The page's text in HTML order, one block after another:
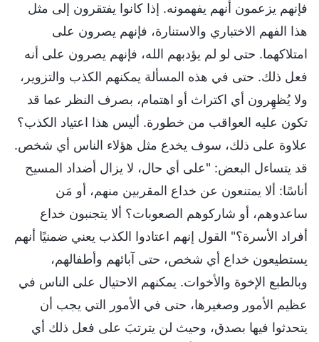
فإنهم يزعمون أنهم يفهمونه. إذا كانوا يفتقرون إلى مثل
هذا الفهم الاختباري والاستنارة، فإنهم يصرون على
امتلاكهما. حتى لو لم يؤدبهم الله، فإنهم يصرون على أنه
فعل ذلك. حتى في هذه المسألة يمكنهم الكذب والتزوير،
ولا يُظهِرون أي اكتراث أو اهتمام، بصرف النظر عما قد
تكون عليه العواقب من خطورة. أليس هذا اعتياد الكذب؟
علاوة على ذلك، سوف يخدع مثل هؤلاء الناس أي شخص.
قد يتساءل البعض: "على أي حال، لا يزال أضداد المسيح
أناسًا: ألا يمتنعون عن خداع المقربين منهم، أو مَن
ساعدوهم، أو شاركوهم الصعوبات؟ ألا يتجنبون خداع
أفراد الأسرة؟" القول إنهم اعتادوا الكذب يعني ضمنيًا أنهم
يستطيعون خداع أي شخص، حتى آبائهم وأطفالهم،
وبالطبع الإخوة والأخوات. يمكنهم الاحتيال على الناس في
عظيم الأمور وصغيرها، حتى في الأمور التي يجب أن
يتحدثوا فيها بصدق، وحيث لن يترتبَ على فعل ذلك أي